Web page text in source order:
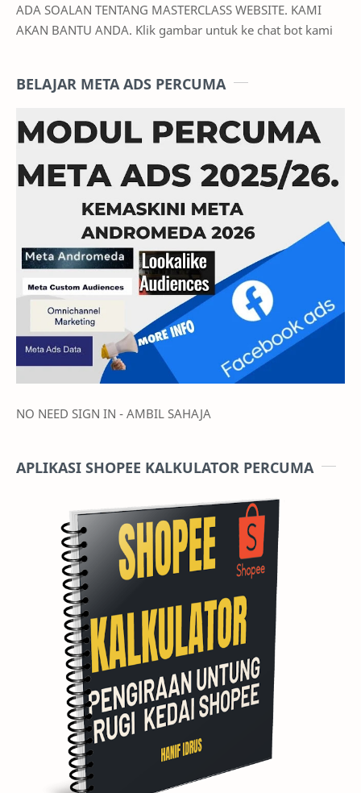
ADA SOALAN TENTANG MASTERCLASS WEBSITE. KAMI
AKAN BANTU ANDA. Klik gambar untuk ke chat bot kami
BELAJAR META ADS PERCUMA
NO NEED SIGN IN - AMBIL SAHAJA
APLIKASI SHOPEE KALKULATOR PERCUMA